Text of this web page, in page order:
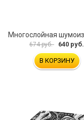
674 руб. 640 руб.
В КОРЗИНУ